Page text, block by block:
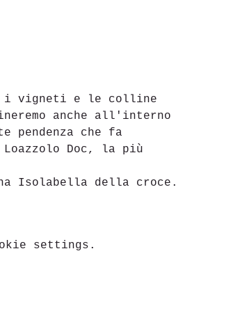
i vigneti e le colline
anche all'interno
che fa
Doc, la più
Isolabella della croce.
settings.